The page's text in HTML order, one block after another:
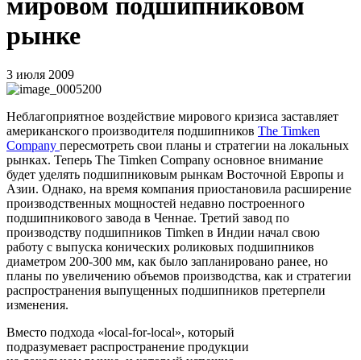
рынке
3 июля 2009
Неблагоприятное воздействие мирового кризиса заставляет
американского производителя подшипников The Timken
Company пересмотреть свои планы и стратегии на локальных
рынках. Теперь The Timken Company основное внимание
будет уделять подшипниковым рынкам Восточной Европы и
Азии. Однако, на время компания приостановила расширение
производственных мощностей недавно построенного
подшипникового завода в Ченнае. Третий завод по
производству подшипников Timken в Индии начал свою
работу с выпуска конических роликовых подшипников
диаметром 200-300 мм, как было запланировано ранее, но
планы по увеличению объемов производства, как и стратегии
распространения выпущенных подшипников претерпели
изменения.
Вместо подхода «local-for-local», который
подразумевает распространение продукции